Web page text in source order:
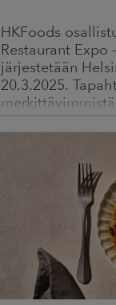
HKFoods
Restaurant Expo
järjestetään
20.3.2025.